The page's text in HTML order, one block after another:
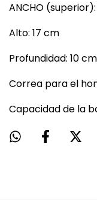
ANCHO
Alto: 17 cm
Profundidad: 10
Correa para el
Capacidad de la